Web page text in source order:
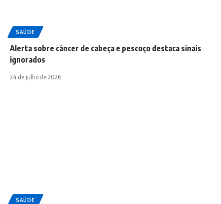
SAÚDE
Alerta sobre câncer de cabeça e pescoço destaca sinais
ignorados
24 de julho de 2026
SAÚDE